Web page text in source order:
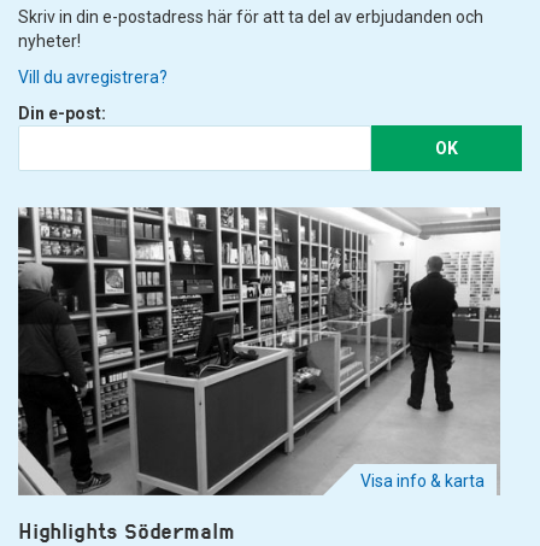
Skriv in din e-postadress här för att ta del av erbjudanden och
nyheter!
Vill du avregistrera?
Din e-post:
OK
Visa info & karta
Highlights Södermalm